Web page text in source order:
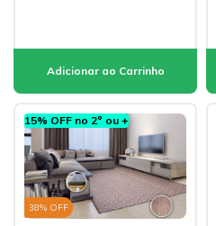
15% OFF no 2º ou +
38% OFF